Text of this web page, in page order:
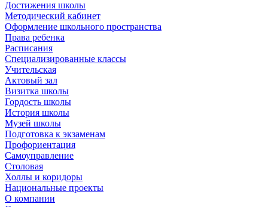
Достижения школы
Методический кабинет
Оформление школьного пространства
Права ребенка
Расписания
Специализированные классы
Учительская
Актовый зал
Визитка школы
Гордость школы
История школы
Музей школы
Подготовка к экзаменам
Профориентация
Самоуправление
Столовая
Холлы и коридоры
Национальные проекты
О компании